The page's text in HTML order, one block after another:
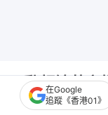
互動頻繁藏
在Google
追蹤《香港01》